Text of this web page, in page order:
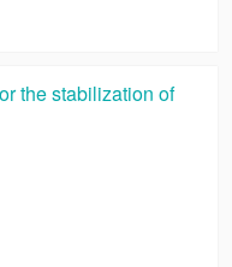
the stabilization of